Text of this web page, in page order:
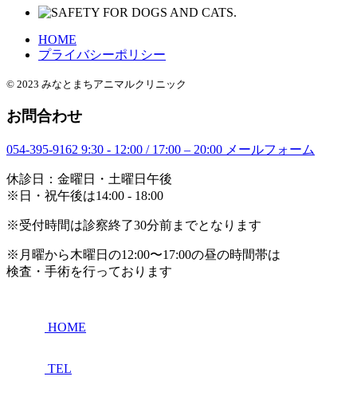
HOME
プライバシーポリシー
© 2023 みなとまちアニマルクリニック
お問合わせ
054-395-9162 9:30 - 12:00 / 17:00 – 20:00 メールフォーム
休診日：金曜日・土曜日午後
※日・祝午後は14:00 - 18:00
※受付時間は診察終了30分前までとなります
※月曜から木曜日の12:00〜17:00の昼の時間帯は
検査・手術を行っております
HOME
TEL